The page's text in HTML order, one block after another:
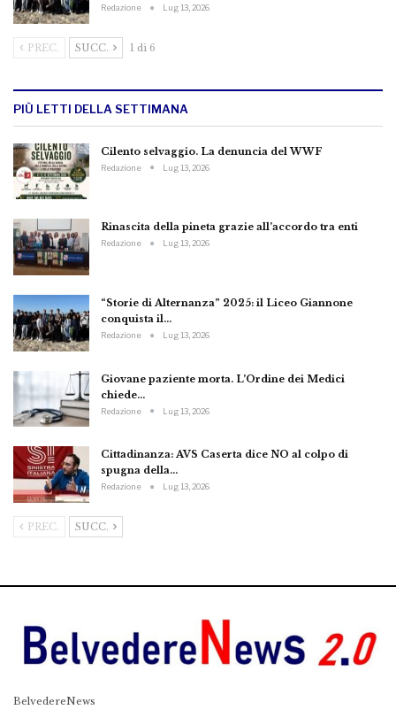
Redazione Lug 13, 2026
PREC. SUCC. 1 di 6
PIÙ LETTI DELLA SETTIMANA
Cilento selvaggio. La denuncia del WWF
Redazione Lug 13, 2026
Rinascita della pineta grazie all’accordo tra enti
Redazione Lug 13, 2026
“Storie di Alternanza” 2025: il Liceo Giannone
conquista il…
Redazione Lug 13, 2026
Giovane paziente morta. L’Ordine dei Medici
chiede…
Redazione Lug 13, 2026
Cittadinanza: AVS Caserta dice NO al colpo di
spugna della…
Redazione Lug 13, 2026
PREC. SUCC.
BelvedereNews